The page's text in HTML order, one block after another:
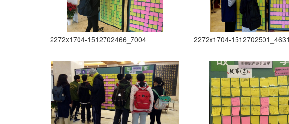
2272x1704-1512702466_7004 2272x1704-1512702501_4631